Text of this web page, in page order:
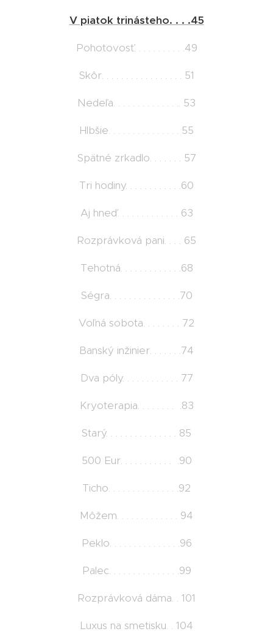
V piatok trinásteho. . . .45
Pohotovosť. . . . . . . . . . .49
Skôr. . . . . . . . . . . . . . . . . 51
Nedeľa. . . . . . . . . . . . . .. 53
Hlbšie. . . . . . . . . . . . . . . 55
Spätné zrkadlo. . . . . . . 57
Tri hodiny. . . . . . . . . . . .60
Aj hneď. . . . . . . . . . . . . 63
Rozprávková pani. . . . 65
Tehotná. . . . . . . . . . . . .68
Ségra. . . . . . . . . . . . . . .70
Voľná sobota. . . . . . . . 72
Banský inžinier. . . . . . .74
Dva póly. . . . . . . . . . . . 77
Kryoterapia. . . . . . . . .83
Starý. . . . . . . . . . . . . . . 85
500 Eur. . . . . . . . . . . .90
Ticho. . . . . . . . . . . . . . .92
Môžem. . . . . . . . . . . . . 94
Peklo. . . . . . . . . . . . . . .96
Palec. . . . . . . . . . . . . . .99
Rozprávková dáma. . 101
Luxus na smetisku. . 104